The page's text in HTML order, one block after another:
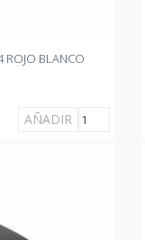
ROJO BLANCO